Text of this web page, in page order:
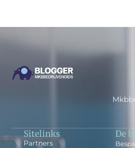
Sitelinks
Partners
De